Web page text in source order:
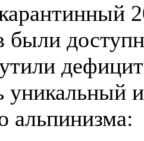
были
уникальный
альпинизма: